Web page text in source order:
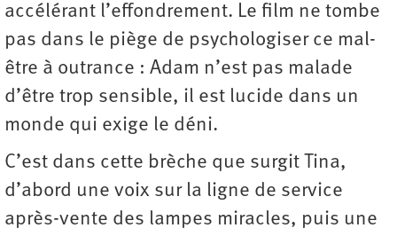
accélérant l’effondrement. Le film ne tombe
pas dans le piège de psychologiser ce mal-
être à outrance : Adam n’est pas malade
d’être trop sensible, il est lucide dans un
monde qui exige le déni.
C’est dans cette brèche que surgit Tina,
d’abord une voix sur la ligne de service
après-vente des lampes miracles, puis une